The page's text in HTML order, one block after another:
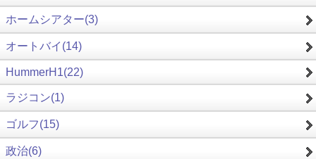
ホームシアター(3)
オートバイ(14)
HummerH1(22)
ラジコン(1)
ゴルフ(15)
政治(6)